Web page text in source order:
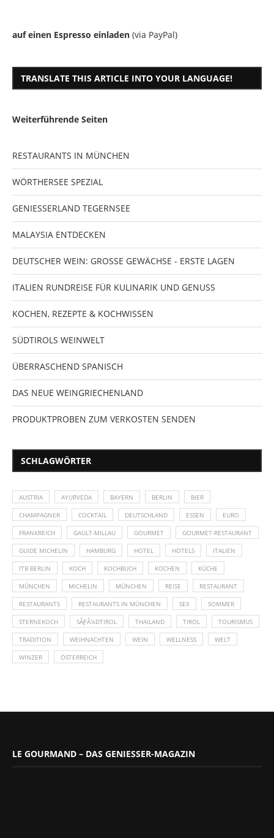
auf einen Espresso einladen (via PayPal)
TRANSLATE THIS ARTICLE INTO YOUR LANGUAGE!
Weiterführende Seiten
RESTAURANTS IN MÜNCHEN
WÖRTHERSEE SPEZIAL
GENIESSERLAND TEGERNSEE
MALAYSIA ENTDECKEN
DEUTSCHER WEIN: GROSSE GEWÄCHSE - ERSTE LAGEN
ITALIEN RUNDREISE FÜR KULINARIK UND GENUSS
KOCHEN, REZEPTE & KOCHWISSEN
SÜDTIROLS WEINWELT
ÜBERRASCHEND SPANISCH
DAS NEUE WEINGRIECHENLAND
PRODUKTPROBEN ZUM VERKOSTEN SENDEN
SCHLAGWÖRTER
AUSTRIA AYURVEDA BAYERN BERLIN BIER
CHAMPAGNER COCKTAIL DEUTSCHLAND ESSEN EURO
FRANKREICH GAULT-MILLAU GOURMET GOURMET-RESTAURANT
GUIDE MICHELIN HAMBURG HOTEL HOTELS ITALIEN
ITB BERLIN KOCH KOCHBUCH KOCHEN KÜCHE
MÜNCHEN MICHELIN MÜNCHEN REISE RESTAURANT
RESTAURANTS RESTAURANTS IN MÜNCHEN SEX SOMMER
STERNEKOCH SÃƑÂ¼DTIROL THAILAND TIROL TOURISMUS
TRADITION WEIHNACHTEN WEIN WELLNESS WELT
WINZER ÖSTERREICH
LE GOURMAND – DAS GENIESSER-MAGAZIN